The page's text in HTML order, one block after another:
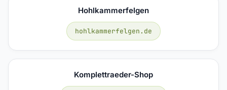
Hohlkammerfelgen
hohlkammerfelgen.de
Komplettraeder-Shop